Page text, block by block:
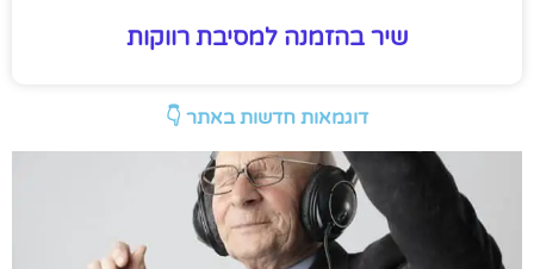
שיר בהזמנה למסיבת רווקות
דוגמאות חדשות באתר 👇